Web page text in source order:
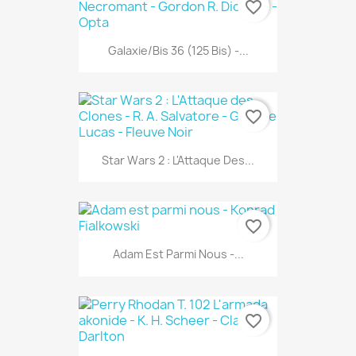
Galaxie/bis 36 (125 Bis) -...
favorite_border
Star Wars 2 : L'Attaque Des...
favorite_border
Adam Est Parmi Nous -...
favorite_border
favorite_border